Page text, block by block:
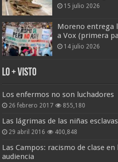
15 julio 2026
Moreno entrega
a Vox (primera
14 julio 2026
Lo + Visto
Los enfermos no son luchadores
26 febrero 2017 855,180
Las lágrimas de las niñas
29 abril 2016 400,848
Las Campos: racismo de clase
audiencia